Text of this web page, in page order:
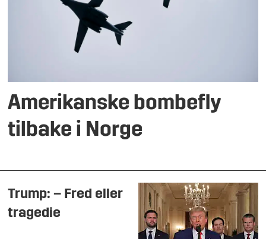
Amerikanske bombefly
tilbake i Norge
Trump: – Fred eller
tragedie